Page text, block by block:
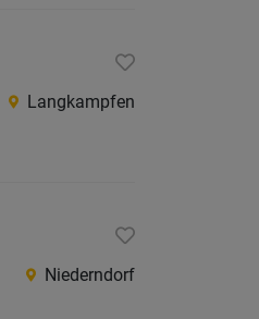
Langkampfen
Niederndorf